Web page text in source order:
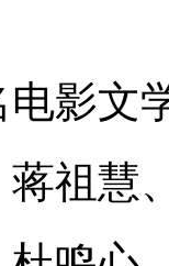
电影文
祖慧